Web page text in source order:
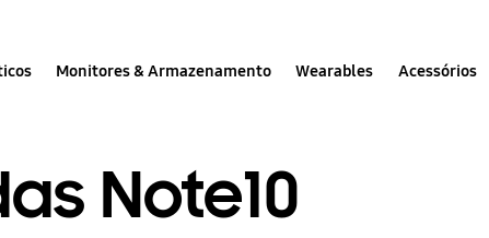
Monitores & Armazenamento Wearables Acessórios
Note10